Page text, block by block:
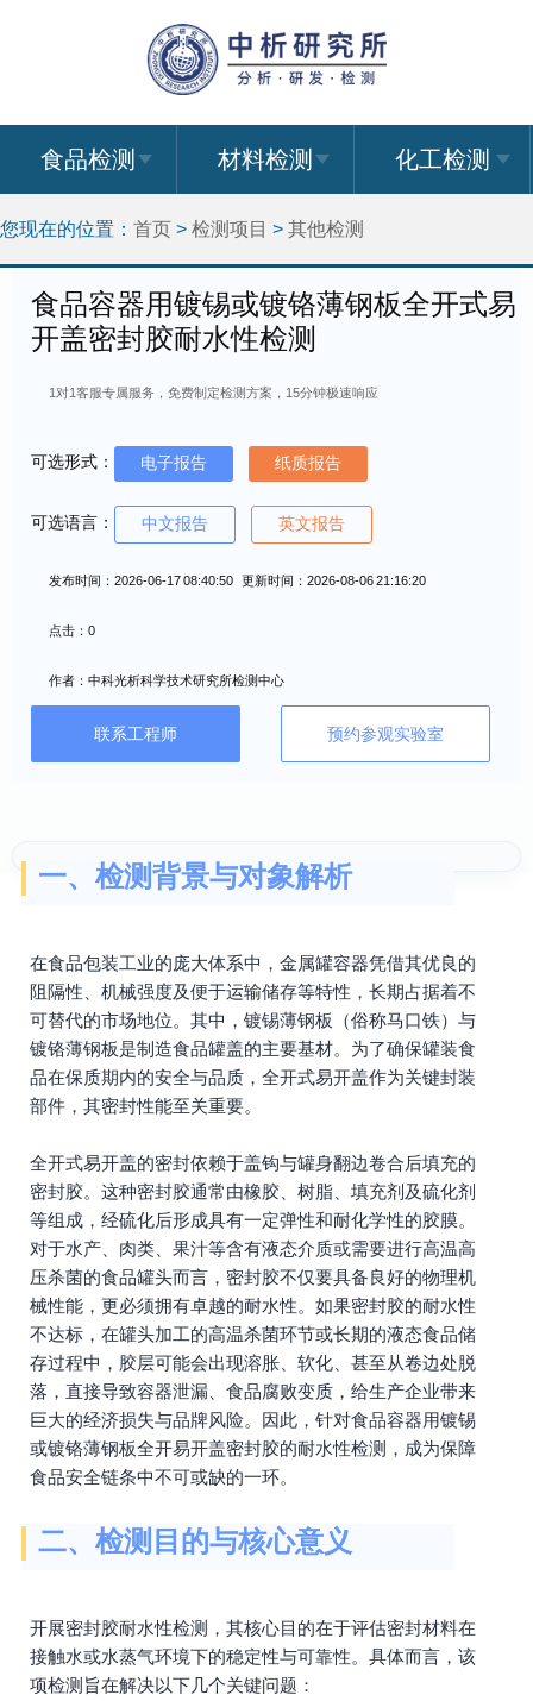
食品检测 材料检测 化工检测
您现在的位置： 首页 > 检测项目 > 其他检测
食品容器用镀锡或镀铬薄钢板全开式易
开盖密封胶耐水性检测
1对1客服专属服务，免费制定检测方案，15分钟极速响应
可选形式： 电子报告 纸质报告
可选语言： 中文报告 英文报告
发布时间：2026-06-17 08:40:50 更新时间：2026-08-06 21:16:20
点击：0
作者：中科光析科学技术研究所检测中心
联系工程师 预约参观实验室
一、检测背景与对象解析
在食品包装工业的庞大体系中，金属罐容器凭借其优良的
阻隔性、机械强度及便于运输储存等特性，长期占据着不
可替代的市场地位。其中，镀锡薄钢板（俗称马口铁）与
镀铬薄钢板是制造食品罐盖的主要基材。为了确保罐装食
品在保质期内的安全与品质，全开式易开盖作为关键封装
部件，其密封性能至关重要。
全开式易开盖的密封依赖于盖钩与罐身翻边卷合后填充的
密封胶。这种密封胶通常由橡胶、树脂、填充剂及硫化剂
等组成，经硫化后形成具有一定弹性和耐化学性的胶膜。
对于水产、肉类、果汁等含有液态介质或需要进行高温高
压杀菌的食品罐头而言，密封胶不仅要具备良好的物理机
械性能，更必须拥有卓越的耐水性。如果密封胶的耐水性
不达标，在罐头加工的高温杀菌环节或长期的液态食品储
存过程中，胶层可能会出现溶胀、软化、甚至从卷边处脱
落，直接导致容器泄漏、食品腐败变质，给生产企业带来
巨大的经济损失与品牌风险。因此，针对食品容器用镀锡
或镀铬薄钢板全开易开盖密封胶的耐水性检测，成为保障
食品安全链条中不可或缺的一环。
二、检测目的与核心意义
开展密封胶耐水性检测，其核心目的在于评估密封材料在
接触水或水蒸气环境下的稳定性与可靠性。具体而言，该
项检测旨在解决以下几个关键问题：